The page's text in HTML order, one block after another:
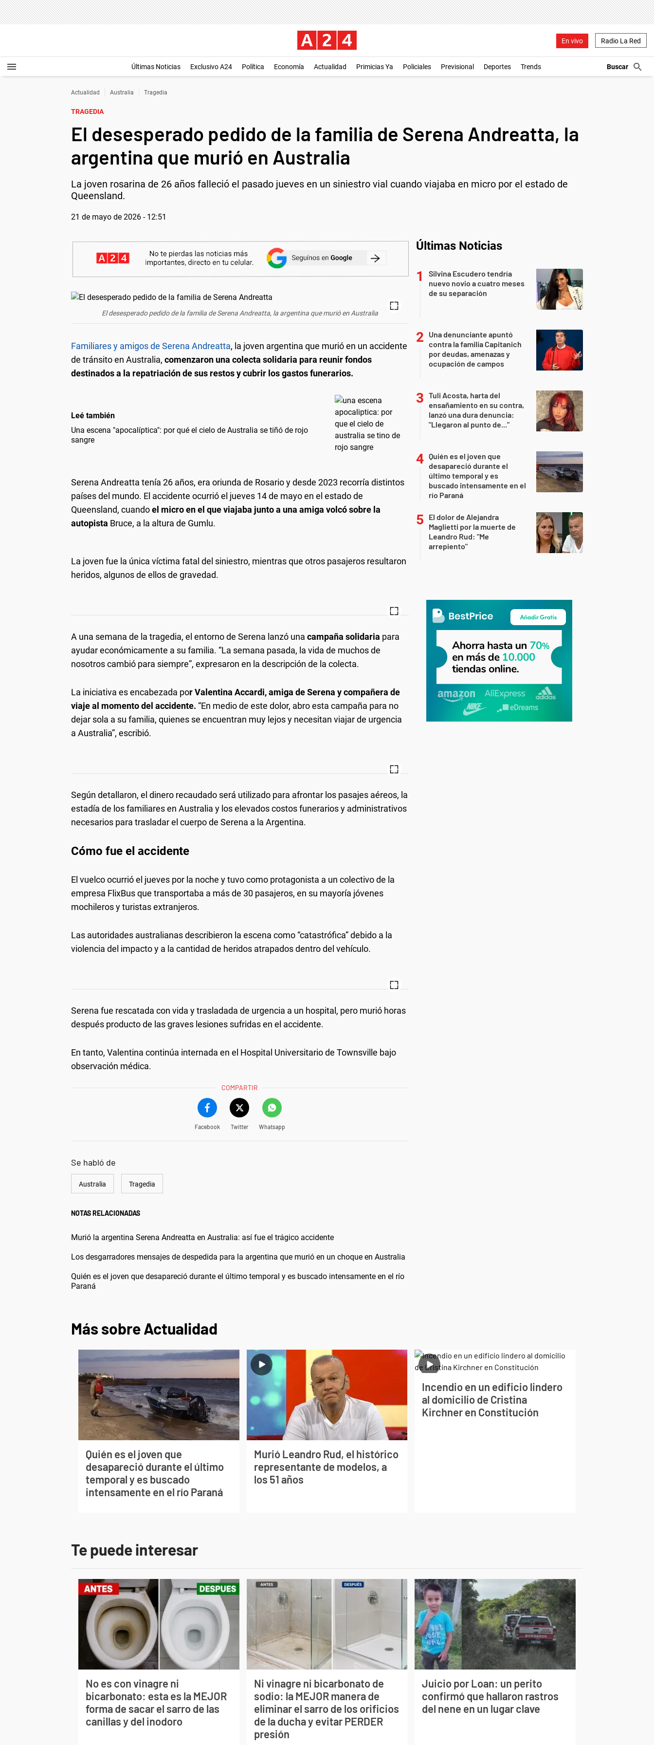
En vivo Radio La Red
Últimas Noticias Exclusivo A24 Política Economía Actualidad Primicias Ya Policiales Previsional Deportes Trends
Actualidad Australia Tragedia
TRAGEDIA
El desesperado pedido de la familia de Serena Andreatta, la
argentina que murió en Australia
La joven rosarina de 26 años falleció el pasado jueves en un siniestro vial cuando viajaba en micro por el estado de
Queensland.
21 de mayo de 2026 - 12:51
El desesperado pedido de la familia de Serena Andreatta, la argentina que murió en Australia
Familiares y amigos de Serena Andreatta, la joven argentina que murió en un accidente
de tránsito en Australia, comenzaron una colecta solidaria para reunir fondos
destinados a la repatriación de sus restos y cubrir los gastos funerarios.
Leé también
Una escena "apocalíptica": por qué el cielo de Australia se tiñó de rojo
sangre
Serena Andreatta tenía 26 años, era oriunda de Rosario y desde 2023 recorría distintos
países del mundo. El accidente ocurrió el jueves 14 de mayo en el estado de
Queensland, cuandoel micro en el que viajaba junto a una amiga volcó sobre la
autopista Bruce, a la altura de Gumlu.
La joven fue la única víctima fatal del siniestro, mientras que otros pasajeros resultaron
heridos, algunos de ellos de gravedad.
A una semana de la tragedia, el entorno de Serena lanzó una campaña solidaria para
ayudar económicamente a su familia. “La semana pasada, la vida de muchos de
nosotros cambió para siempre”, expresaron en la descripción de la colecta.
La iniciativa es encabezada por Valentina Accardi, amiga de Serena y compañera de
viaje al momento del accidente. “En medio de este dolor, abro esta campaña para no
dejar sola a su familia, quienes se encuentran muy lejos y necesitan viajar de urgencia
a Australia”, escribió.
Según detallaron, el dinero recaudado será utilizado para afrontar los pasajes aéreos, la
estadía de los familiares en Australia y los elevados costos funerarios y administrativos
necesarios para trasladar el cuerpo de Serena a la Argentina.
Cómo fue el accidente
El vuelco ocurrió el jueves por la noche y tuvo como protagonista a un colectivo de la
empresa FlixBus que transportaba a más de 30 pasajeros, en su mayoría jóvenes
mochileros y turistas extranjeros.
Las autoridades australianas describieron la escena como “catastrófica” debido a la
violencia del impacto y a la cantidad de heridos atrapados dentro del vehículo.
Serena fue rescatada con vida y trasladada de urgencia a un hospital, pero murió horas
después producto de las graves lesiones sufridas en el accidente.
En tanto, Valentina continúa internada en el Hospital Universitario de Townsville bajo
observación médica.
COMPARTIR
Facebook Twitter Whatsapp
Se habló de
Australia Tragedia
NOTAS RELACIONADAS
Murió la argentina Serena Andreatta en Australia: así fue el trágico accidente
Los desgarradores mensajes de despedida para la argentina que murió en un choque en Australia
Quién es el joven que desapareció durante el último temporal y es buscado intensamente en el río
Paraná
Últimas Noticias
Silvina Escudero tendría
nuevo novio a cuatro meses
de su separación
Una denunciante apuntó
contra la familia Capitanich
por deudas, amenazas y
ocupación de campos
Tuli Acosta, harta del
ensañamiento en su contra,
lanzó una dura denuncia:
"Llegaron al punto de..."
Quién es el joven que
desapareció durante el
último temporal y es
buscado intensamente en el
río Paraná
El dolor de Alejandra
Maglietti por la muerte de
Leandro Rud: "Me
arrepiento"
Más sobre Actualidad
Quién es el joven que
desapareció durante el último
temporal y es buscado
intensamente en el río Paraná
Murió Leandro Rud, el histórico
representante de modelos, a
los 51 años
Incendio en un edificio lindero
al domicilio de Cristina
Kirchner en Constitución
Te puede interesar
No es con vinagre ni
bicarbonato: esta es la MEJOR
forma de sacar el sarro de las
canillas y del inodoro
Ni vinagre ni bicarbonato de
sodio: la MEJOR manera de
eliminar el sarro de los orificios
de la ducha y evitar PERDER
presión
Juicio por Loan: un perito
confirmó que hallaron rastros
del nene en un lugar clave